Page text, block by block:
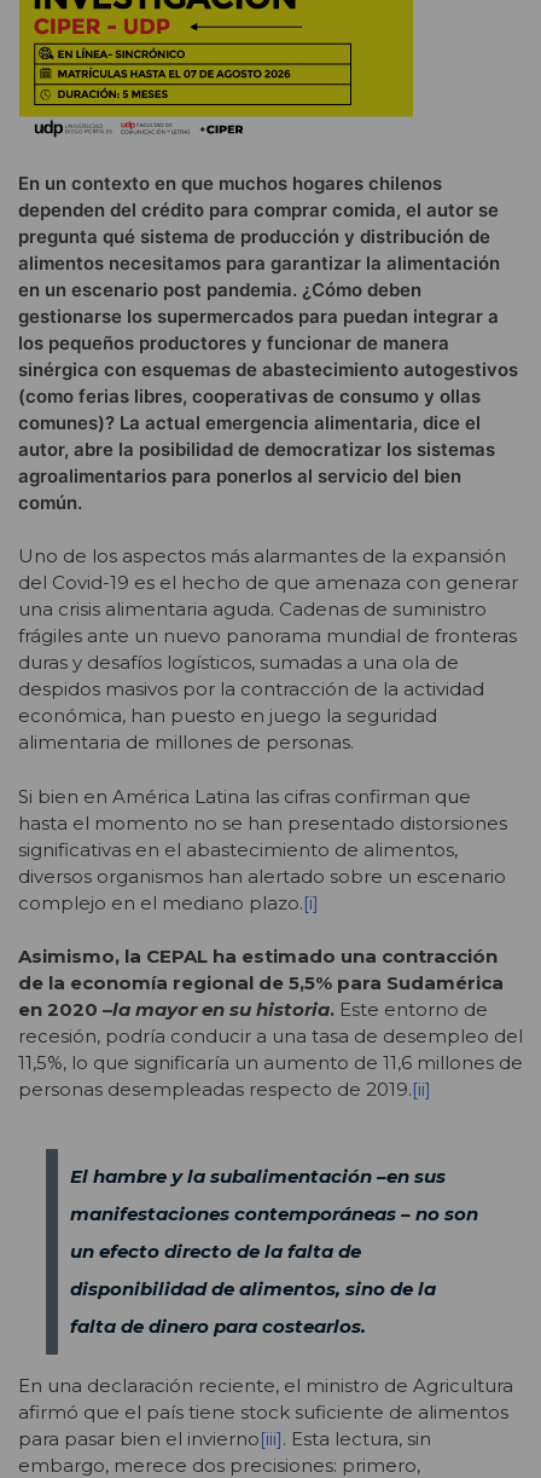
En un contexto en que muchos hogares chilenos
dependen del crédito para comprar comida, el autor se
pregunta qué sistema de producción y distribución de
alimentos necesitamos para garantizar la alimentación
en un escenario post pandemia. ¿Cómo deben
gestionarse los supermercados para puedan integrar a
los pequeños productores y funcionar de manera
sinérgica con esquemas de abastecimiento autogestivos
(como ferias libres, cooperativas de consumo y ollas
comunes)? La actual emergencia alimentaria, dice el
autor, abre la posibilidad de democratizar los sistemas
agroalimentarios para ponerlos al servicio del bien
común.
Uno de los aspectos más alarmantes de la expansión
del Covid-19 es el hecho de que amenaza con generar
una crisis alimentaria aguda. Cadenas de suministro
frágiles ante un nuevo panorama mundial de fronteras
duras y desafíos logísticos, sumadas a una ola de
despidos masivos por la contracción de la actividad
económica, han puesto en juego la seguridad
alimentaria de millones de personas.
Si bien en América Latina las cifras confirman que
hasta el momento no se han presentado distorsiones
significativas en el abastecimiento de alimentos,
diversos organismos han alertado sobre un escenario
complejo en el mediano plazo.[i]
Asimismo, la CEPAL ha estimado una contracción
de la economía regional de 5,5% para Sudamérica
en 2020 –la mayor en su historia. Este entorno de
recesión, podría conducir a una tasa de desempleo del
11,5%, lo que significaría un aumento de 11,6 millones de
personas desempleadas respecto de 2019.[ii]
El hambre y la subalimentación –en sus
manifestaciones contemporáneas – no son
un efecto directo de la falta de
disponibilidad de alimentos, sino de la
falta de dinero para costearlos.
En una declaración reciente, el ministro de Agricultura
afirmó que el país tiene stock suficiente de alimentos
para pasar bien el invierno[iii]. Esta lectura, sin
embargo, merece dos precisiones: primero,